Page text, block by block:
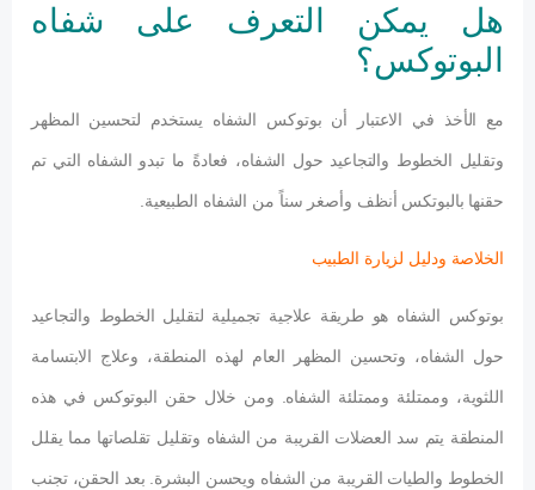
هل يمكن التعرف على شفاه
البوتوكس؟
مع الأخذ في الاعتبار أن بوتوكس الشفاه يستخدم لتحسين المظهر
وتقليل الخطوط والتجاعيد حول الشفاه، فعادةً ما تبدو الشفاه التي تم
حقنها بالبوتكس أنظف وأصغر سناً من الشفاه الطبيعية.
الخلاصة ودليل لزيارة الطبيب
بوتوكس الشفاه هو طريقة علاجية تجميلية لتقليل الخطوط والتجاعيد
حول الشفاه، وتحسين المظهر العام لهذه المنطقة، وعلاج الابتسامة
اللثوية، وممتلئة وممتلئة الشفاه. ومن خلال حقن البوتوكس في هذه
المنطقة يتم سد العضلات القريبة من الشفاه وتقليل تقلصاتها مما يقلل
الخطوط والطيات القريبة من الشفاه ويحسن البشرة. بعد الحقن، تجنب